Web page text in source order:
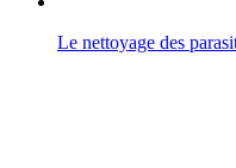
Le nettoyage des